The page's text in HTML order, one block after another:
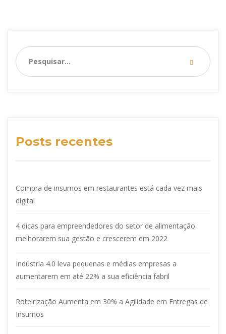
Posts recentes
Compra de insumos em restaurantes está cada vez mais
digital
4 dicas para empreendedores do setor de alimentação
melhorarem sua gestão e crescerem em 2022
Indústria 4.0 leva pequenas e médias empresas a
aumentarem em até 22% a sua eficiência fabril
Roteirização Aumenta em 30% a Agilidade em Entregas de
Insumos